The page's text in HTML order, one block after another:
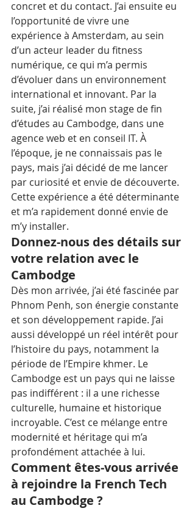
concret et du contact. J’ai ensuite eu
l’opportunité de vivre une
expérience à Amsterdam, au sein
d’un acteur leader du fitness
numérique, ce qui m’a permis
d’évoluer dans un environnement
international et innovant. Par la
suite, j’ai réalisé mon stage de fin
d’études au Cambodge, dans une
agence web et en conseil IT. À
l’époque, je ne connaissais pas le
pays, mais j’ai décidé de me lancer
par curiosité et envie de découverte.
Cette expérience a été déterminante
et m’a rapidement donné envie de
m’y installer.
Donnez-nous des détails sur
votre relation avec le
Cambodge
Dès mon arrivée, j’ai été fascinée par
Phnom Penh, son énergie constante
et son développement rapide. J’ai
aussi développé un réel intérêt pour
l’histoire du pays, notamment la
période de l’Empire khmer. Le
Cambodge est un pays qui ne laisse
pas indifférent : il a une richesse
culturelle, humaine et historique
incroyable. C’est ce mélange entre
modernité et héritage qui m’a
profondément attachée à lui.
Comment êtes-vous arrivée
à rejoindre la French Tech
au Cambodge ?